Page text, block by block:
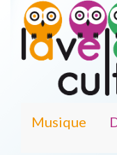
Musique